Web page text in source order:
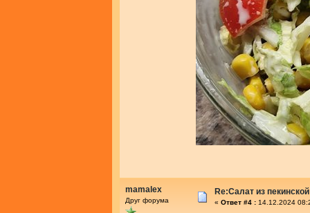
mamalex
Друг форума
Re:Салат из
« Ответ #4 : 14.12.2024